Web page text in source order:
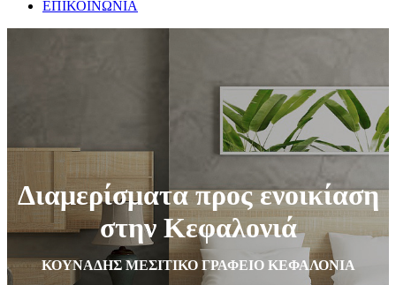
ΕΠΙΚΟΙΝΩΝΙΑ
Διαμερίσματα προς ενοικίαση
στην Κεφαλονιά
ΚΟΥΝΑΔΗΣ ΜΕΣΙΤΙΚΟ ΓΡΑΦΕΙΟ ΚΕΦΑΛΟΝΙΑ